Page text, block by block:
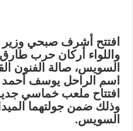
افتتح أشرف صبحي وزير
واللواء أركان حرب
السويس، صالة الفنون
اسم الراحل يوسف
افتتاح ملعب خماسي
وذلك ضمن جولتهما
السويس.